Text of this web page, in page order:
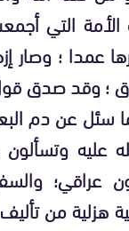
الأمة التي
عمدا ؛ وصار
؛ وقد صدق
سئل عن دم
عليه
عراقي؛
هزلية من